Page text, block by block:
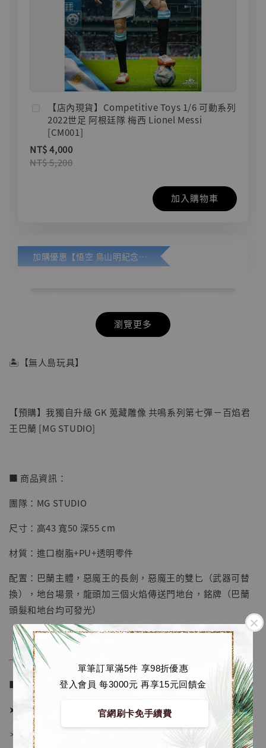
單筆訂單滿5件 享98折優惠
登入會員 每3000元 再享15元回饋金
官網刷卡免手續費
【店內現貨】Competitive Toys 1/6 可動系列
2022世足 阿根廷隊 梅西 Lionel Messi
[CM001]
NT$ 4,000
NT$ 5,200
加入購物車
加購優惠【悟空 鳥山明紀念款 [奇蹟工作室]】
【店內現貨】七龍珠 系列蒐藏雕像 悟空 鳥山
明紀念款 [奇蹟工作室]
NT$ 5,580
加入購物車
瀏覽更多
🏝【無人島玩具】
【預購】我獨自升級 GK 蒐藏雕像 共鳴系列第七彈－百焰君
王巴蘭 [MG STUDIO]
■ 商品資訊：
團隊：MG STUDIO
尺寸：高43 寬50 深55 cm
材質：進口樹脂+PU+透明零件
配置：巴蘭主體，惡魔王的長劍，惡魔王的雙匕（武器可替
換），地台場景，龍頭加三個火焰傳送門地台，銘牌（巴蘭
頭髮和地台均可發光）
──────────────
■ 販售資訊 (NT$)：
➤ 價格 11280元 (訂金4880)
＊ 國際運費另計